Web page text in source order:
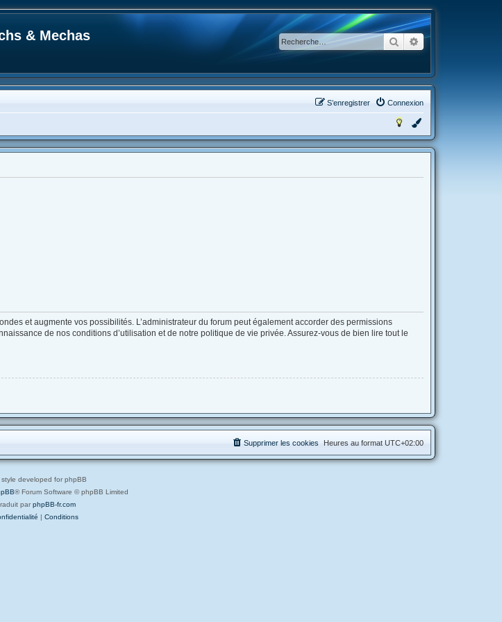
& Mechas RechercherRecherche avancée
Connexion
S’enregistrer
et augmente vos possibilités. L’administrateur du forum peut également accorder des permissions
de nos conditions d’utilisation et de notre politique de vie privée. Assurez-vous de bien lire tout le
Heures au format UTC+02:00
Supprimer les cookies
style developed for phpBB
® Forum Software © phpBB Limited
par phpBB-fr.com
| Conditions